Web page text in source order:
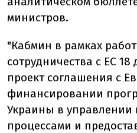
министров.
"Кабмин в рамках
сотрудничества с ЕС 18
проект соглашения с
финансировании
Украины в
процессами и